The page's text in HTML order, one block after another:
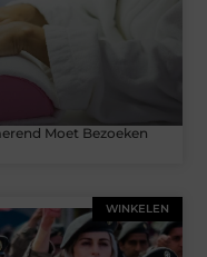
Moet Bezoeken
WINKELEN